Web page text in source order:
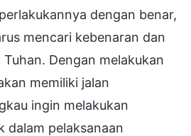
dengan benar,
mencari kebenaran dan
Dengan melakukan
memiliki jalan
ingin melakukan
dalam pelaksanaan